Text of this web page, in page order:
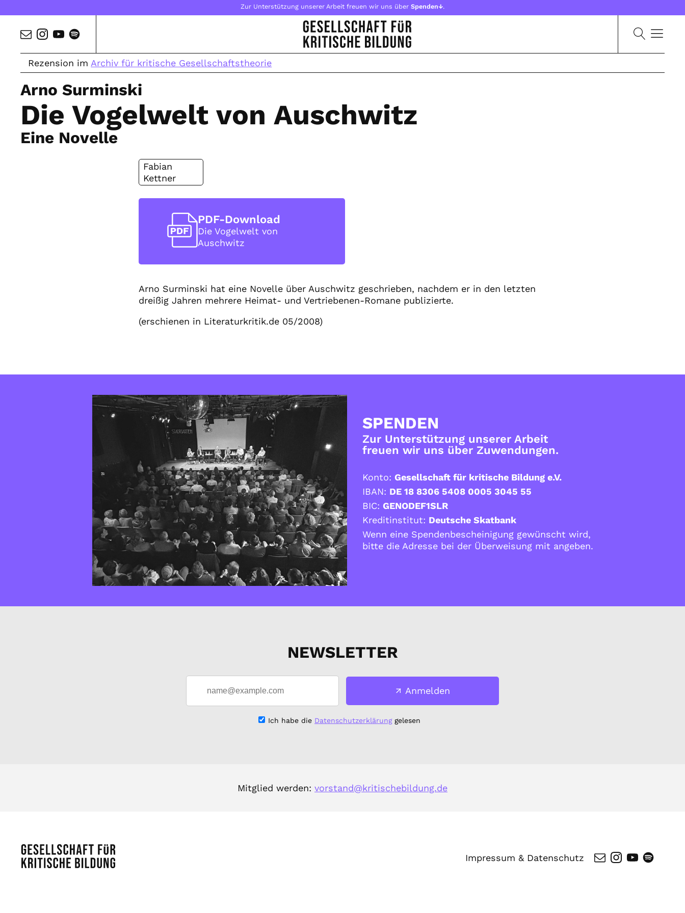
Zur Unterstützung unserer Arbeit freuen wir uns über Spenden↓.
Rezension im Archiv für kritische Gesellschaftstheorie
Arno Surminski
Die Vogelwelt von Auschwitz
Eine Novelle
Fabian
Kettner
PDF-Download
Die Vogelwelt von
Auschwitz
Arno Surminski hat eine Novelle über Auschwitz geschrieben, nachdem er in den letzten
dreißig Jahren mehrere Heimat- und Vertriebenen-Romane publizierte.
(erschienen in Literaturkritik.de 05/2008)
SPENDEN
Zur Unterstützung unserer Arbeit
freuen wir uns über Zuwendungen.
Konto: Gesellschaft für kritische Bildung e.V.
IBAN: DE 18 8306 5408 0005 3045 55
BIC: GENODEF1SLR
Kreditinstitut: Deutsche Skatbank
Wenn eine Spendenbescheinigung gewünscht wird,
bitte die Adresse bei der Überweisung mit angeben.
NEWSLETTER
Anmelden
Ich habe die Datenschutzerklärunggelesen
Mitglied werden: vorstand@kritischebildung.de
Impressum & Datenschutz